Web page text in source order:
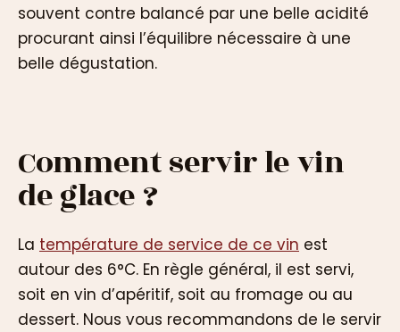
souvent contre balancé par une belle acidité
procurant ainsi l’équilibre nécessaire à une
belle dégustation.
Comment servir le vin
de glace ?
La température de service de ce vin est
autour des 6°C. En règle général, il est servi,
soit en vin d’apéritif, soit au fromage ou au
dessert. Nous vous recommandons de le servir